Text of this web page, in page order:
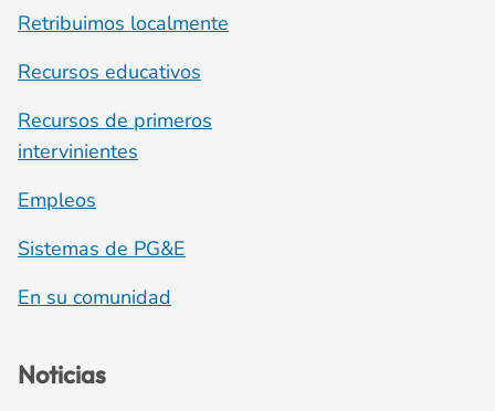
Retribuimos localmente
Recursos educativos
Recursos de primeros
intervinientes
Empleos
Sistemas de PG&E
En su comunidad
Noticias